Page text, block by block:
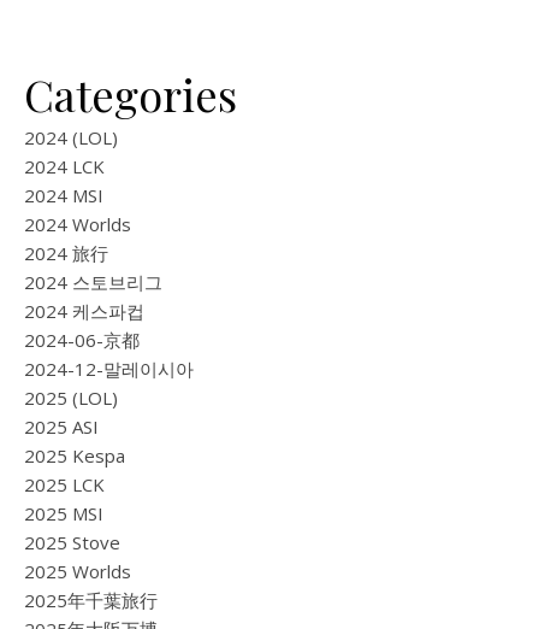
Categories
2024 (LOL)
2024 LCK
2024 MSI
2024 Worlds
2024 旅行
2024 스토브리그
2024 케스파컵
2024-06-京都
2024-12-말레이시아
2025 (LOL)
2025 ASI
2025 Kespa
2025 LCK
2025 MSI
2025 Stove
2025 Worlds
2025年千葉旅行